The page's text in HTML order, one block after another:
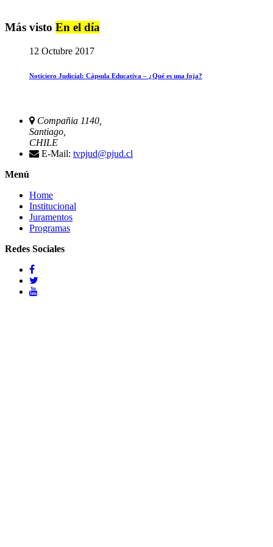
Más visto En el día
12 Octubre 2017
Noticiero Judicial: Cápsula Educativa – ¿Qué es una foja?
Compañia 1140,
Santiago,
CHILE
E-Mail: tvpjud@pjud.cl
Menú
Home
Institucional
Juramentos
Programas
Redes Sociales